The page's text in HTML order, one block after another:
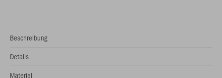
Beschreibung
Details
Material